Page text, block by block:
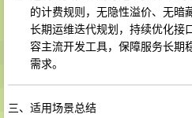
的计费规则，无隐性溢价、无暗
长期运维迭代规划，持续优化接
容主流开发工具，保障服务长期
需求。
三、适用场景总结